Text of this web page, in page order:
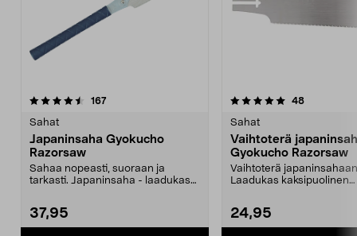
167arvostelut
Sahat
Japaninsaha Gyokucho
Razorsaw
Sahaa nopeasti, suoraan ja
tarkasti. Japaninsaha - laadukas
37,95
5.0 viidestä
48arvostelut
Sahat
Vaihtoterä
Gyokucho Razorsaw
Vaihtoterä
Laadukas kaksipuolinen
24,95
4.5 viidestä